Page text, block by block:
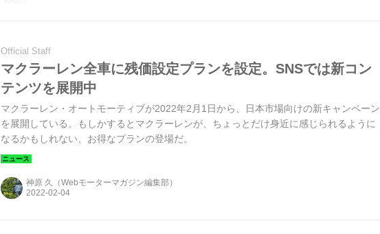
Official Staff
マクラーレン全車に残価設定プランを設定。SNSでは新コン
テンツを展開中
マクラーレン・オートモーティブが2022年2月1日から、日本市場向けの新キャンペーン
を展開している。もしかするとマクラーレンが、ちょっとだけ身近に感じられるように
なるかもしれない、お得なプランの登場だ。
神原 久（Webモーターマガジン編集部）